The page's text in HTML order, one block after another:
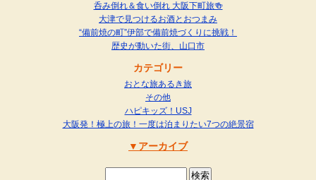
呑み倒れ＆食い倒れ 大阪下町旅🍻
大津で見つけるお酒とおつまみ
“備前焼の町”伊部で備前焼づくりに挑戦！
歴史が動いた街、山口市
カテゴリー
おとな旅あるき旅
その他
ハピキッズ！USJ
大阪発！極上の旅！一度は泊まりたい7つの絶景宿
アーカイブ